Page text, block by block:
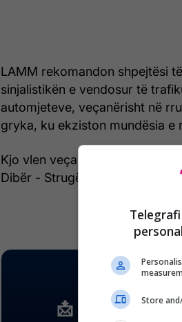
LAMM rekomandon shpejtësi
sinjalistikën e vendosur të
automjeteve, veçanërisht në
gryka, ku ekziston mundësia e
Kjo vlen veçanërisht për
Dibër - Strugë, Vinicë - Berovë
Store